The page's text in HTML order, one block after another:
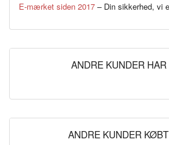
E-mærket siden 2017 – Din sikkerhed, vi
ANDRE KUNDER
ANDRE KUNDER